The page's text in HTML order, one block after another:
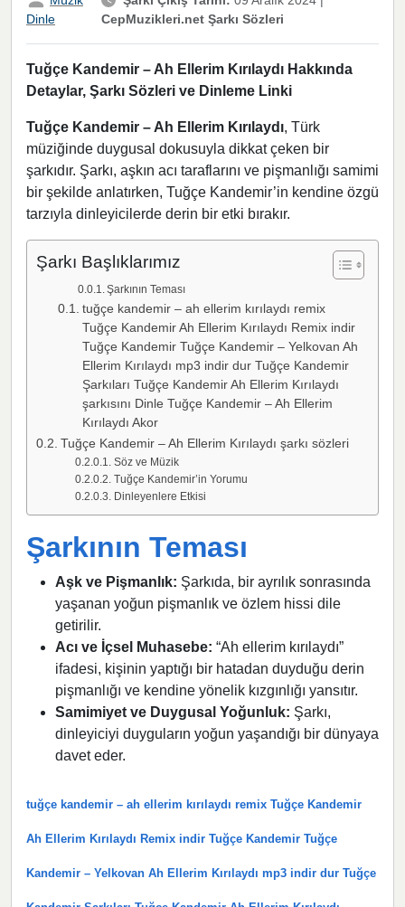
Dinle
CepMuzikleri.net Şarkı Sözleri
Tuğçe Kandemir – Ah Ellerim Kırılaydı Hakkında
Detaylar, Şarkı Sözleri ve Dinleme Linki
Tuğçe Kandemir – Ah Ellerim Kırılaydı, Türk
müziğinde duygusal dokusuyla dikkat çeken bir
şarkıdır. Şarkı, aşkın acı taraflarını ve pişmanlığı samimi
bir şekilde anlatırken, Tuğçe Kandemir’in kendine özgü
tarzıyla dinleyicilerde derin bir etki bırakır.
Şarkı Başlıklarımız
Şarkının Teması
tuğçe kandemir – ah ellerim kırılaydı remix
Tuğçe Kandemir Ah Ellerim Kırılaydı Remix indir
Tuğçe Kandemir Tuğçe Kandemir – Yelkovan Ah
Ellerim Kırılaydı mp3 indir dur Tuğçe Kandemir
Şarkıları Tuğçe Kandemir Ah Ellerim Kırılaydı
şarkısını Dinle Tuğçe Kandemir – Ah Ellerim
Kırılaydı Akor
Tuğçe Kandemir – Ah Ellerim Kırılaydı şarkı sözleri
Söz ve Müzik
Tuğçe Kandemir’in Yorumu
Dinleyenlere Etkisi
Şarkının Teması
Aşk ve Pişmanlık: Şarkıda, bir ayrılık sonrasında
yaşanan yoğun pişmanlık ve özlem hissi dile
getirilir.
Acı ve İçsel Muhasebe: “Ah ellerim kırılaydı”
ifadesi, kişinin yaptığı bir hatadan duyduğu derin
pişmanlığı ve kendine yönelik kızgınlığı yansıtır.
Samimiyet ve Duygusal Yoğunluk: Şarkı,
dinleyiciyi duyguların yoğun yaşandığı bir dünyaya
davet eder.
tuğçe kandemir – ah ellerim kırılaydı remix Tuğçe Kandemir
Ah Ellerim Kırılaydı Remix indir Tuğçe Kandemir Tuğçe
Kandemir – Yelkovan Ah Ellerim Kırılaydı mp3 indir dur Tuğçe